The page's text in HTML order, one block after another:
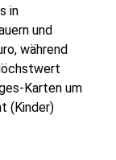
in
und
während
Karten um
(Kinder)